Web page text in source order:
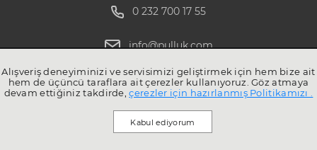
0 232 700 17 55
info@pulluk.com
Alışveriş deneyiminizi ve servisimizi geliştirmek için hem bize ait
hem de üçüncü taraflara ait çerezler kullanıyoruz. Göz atmaya
devam ettiğiniz takdirde,çerezler için hazırlanmış Politikamızı .
Kabul ediyorum